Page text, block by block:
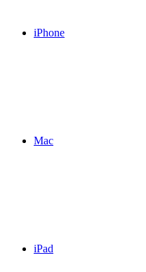
iPhone
Mac
iPad